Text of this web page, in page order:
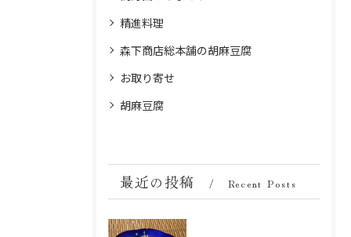
精進料理
森下商店総本舗の胡麻豆腐
お取り寄せ
胡麻豆腐
最近の投稿 Recent Posts